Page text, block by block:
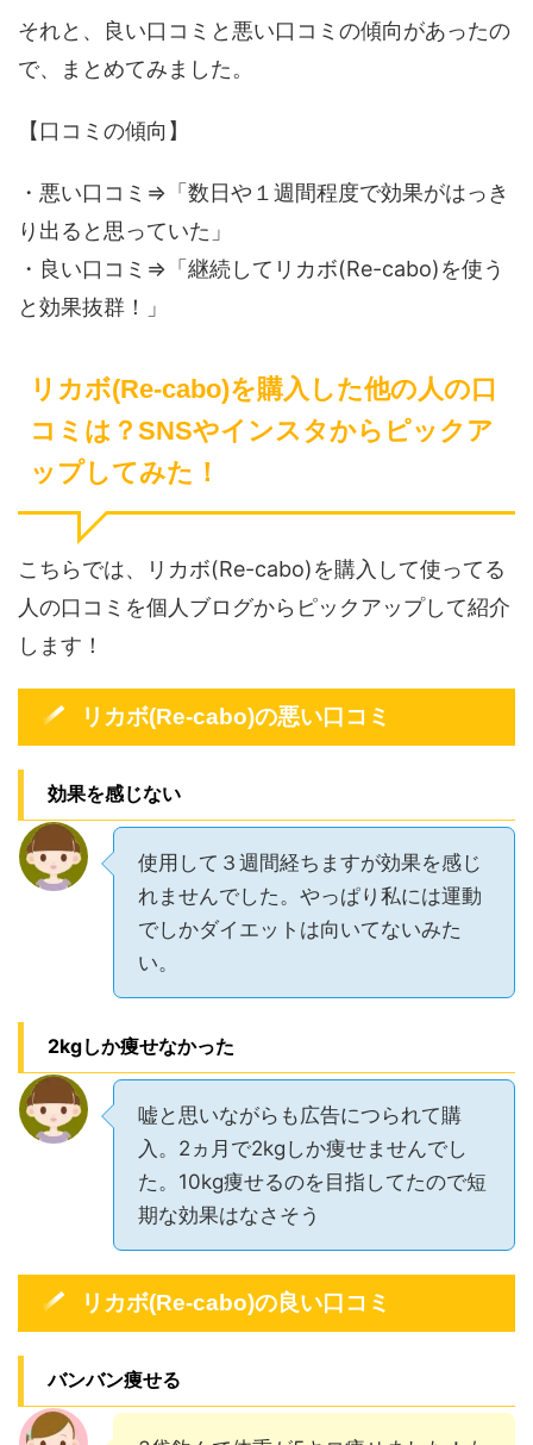
それと、良い口コミと悪い口コミの傾向があったの
で、まとめてみました。
【口コミの傾向】
・悪い口コミ⇒「数日や１週間程度で効果がはっき
り出ると思っていた」
・良い口コミ⇒「継続してリカボ(Re-cabo)を使う
と効果抜群！」
リカボ(Re-cabo)を購入した他の人の口
コミは？SNSやインスタからピックア
ップしてみた！
こちらでは、リカボ(Re-cabo)を購入して使ってる
人の口コミを個人ブログからピックアップして紹介
します！
リカボ(Re-cabo)の悪い口コミ
効果を感じない
使用して３週間経ちますが効果を感じ
れませんでした。やっぱり私には運動
でしかダイエットは向いてないみた
い。
2kgしか痩せなかった
嘘と思いながらも広告につられて購
入。2ヵ月で2kgしか痩せませんでし
た。10kg痩せるのを目指してたので短
期な効果はなさそう
リカボ(Re-cabo)の良い口コミ
バンバン痩せる